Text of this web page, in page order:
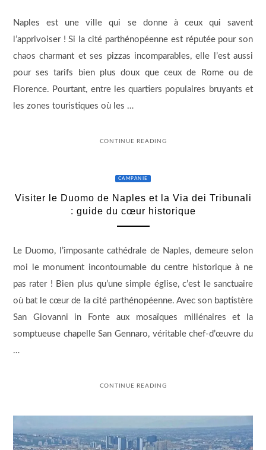
Naples est une ville qui se donne à ceux qui savent
l’apprivoiser ! Si la cité parthénopéenne est réputée pour son
chaos charmant et ses pizzas incomparables, elle l’est aussi
pour ses tarifs bien plus doux que ceux de Rome ou de
Florence. Pourtant, entre les quartiers populaires bruyants et
les zones touristiques où les …
CONTINUE READING
CAMPANIE
Visiter le Duomo de Naples et la Via dei Tribunali
: guide du cœur historique
Le Duomo, l’imposante cathédrale de Naples, demeure selon
moi le monument incontournable du centre historique à ne
pas rater ! Bien plus qu’une simple église, c’est le sanctuaire
où bat le cœur de la cité parthénopéenne. Avec son baptistère
San Giovanni in Fonte aux mosaïques millénaires et la
somptueuse chapelle San Gennaro, véritable chef-d’œuvre du
…
CONTINUE READING